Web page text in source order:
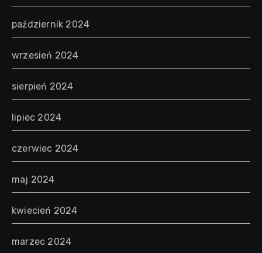
październik 2024
wrzesień 2024
sierpień 2024
lipiec 2024
czerwiec 2024
maj 2024
kwiecień 2024
marzec 2024